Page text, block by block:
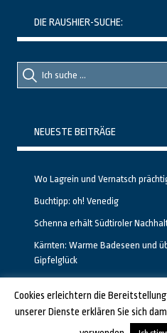
DIE RAUSHIER-SUCHE:
Suche
nach::
Suche
nach:
NEUESTE BEITRÄGE
Wo Lagrein und Vernatsch
Buchtipp: oh! Venedig
Schenna erhält Südtiroler
Kärnten: Warme Badeseen und
Gipfelglück
GESTALTET UND PROGRAMMIERT VON
Cookies erleichtern die
unserer Dienste erklären Sie sich